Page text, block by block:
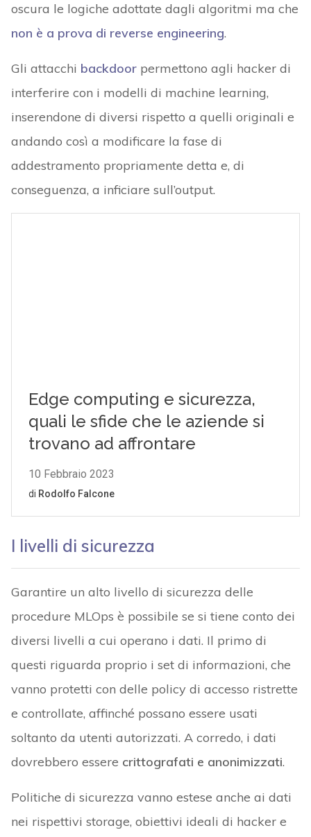
oscura le logiche adottate dagli algoritmi ma che
non è a prova di reverse engineering.
Gli attacchi backdoorpermettono agli hacker di
interferire con i modelli di machine learning,
inserendone di diversi rispetto a quelli originali e
andando così a modificare la fase di
addestramento propriamente detta e, di
conseguenza, a inficiare sull’output.
I livelli di sicurezza
Garantire un alto livello di sicurezza delle
procedure MLOps è possibile se si tiene conto dei
diversi livelli a cui operano i dati. Il primo di
questi riguarda proprio i set di informazioni, che
vanno protetti con delle policy di accesso ristrette
e controllate, affinché possano essere usati
soltanto da utenti autorizzati. A corredo, i dati
dovrebbero essere crittografati e anonimizzati.
Politiche di sicurezza vanno estese anche ai dati
nei rispettivi storage, obiettivi ideali di hacker e